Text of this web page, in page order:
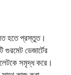
হতে প্রস্তুত।
ডেজার্টের
সমৃদ্ধ করে।